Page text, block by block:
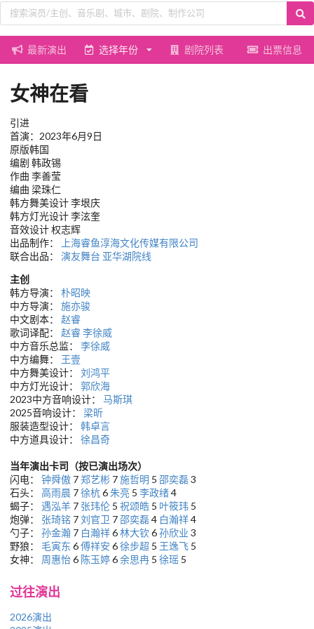
最新演出 选择年份 剧院列表 出票信息
女神在看
引进
首演：2023年6月9日
原版韩国
编剧 韩政锡
作曲 李善莹
编曲 梁珠仁
韩方舞美设计 李垠庆
韩方灯光设计 李泫奎
音效设计 权志辉
出品制作：
上海睿鱼淳海文化传媒有限公司
联合出品： 演友舞台 亚华湖院线
主创
韩方导演： 朴昭映
中方导演： 施亦骏
中文剧本： 赵睿
歌词译配： 赵睿李徐威
中方音乐总监： 李徐威
中方编舞： 王壹
中方舞美设计： 刘鸿平
中方灯光设计： 郭欣海
2023中方音响设计： 马斯琪
2025音响设计： 梁昕
服装造型设计： 韩卓言
中方道具设计： 徐昌奇
当年演出卡司（按已演出场次）
闪电： 钟舜傲 7郑艺彬 7施哲明 5 邵奕磊3
石头： 高雨晨 7徐杭6朱亮 5 李政绪4
蝎子： 遇泓羊 7 张玮伦 5 祝颂皓 5 叶筱玮 5
炮弹： 张琦铭 7刘官卫 7邵奕磊4 白瀚祥4
勺子： 孙金瀚 7 白瀚祥6林大钦6孙欣业 3
野狼： 毛寅东 6傅祥安 6徐步超 5 王逸飞 5
女神： 周惠怡6 陈玉婷6余思冉 5 徐瑶 5
过往演出
2026演出